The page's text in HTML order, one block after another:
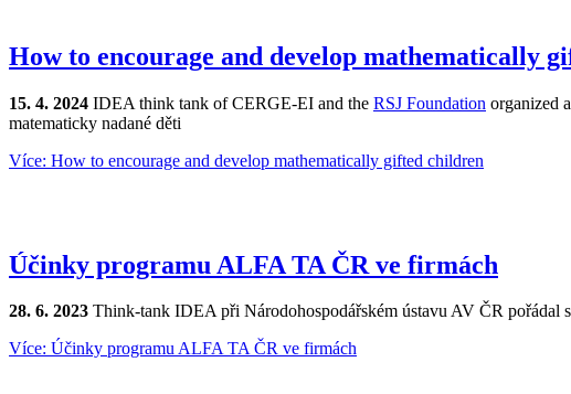
How to encourage and develop mathematically
15. 4. 2024 IDEA think tank of CERGE-EI and the RSJ Foundation organized
matematicky nadané děti
Více: How to encourage and develop mathematically gifted children
Účinky programu ALFA TA ČR ve firmách
28. 6. 2023 Think-tank IDEA při Národohospodářském ústavu AV ČR pořádal
Více: Účinky programu ALFA TA ČR ve firmách